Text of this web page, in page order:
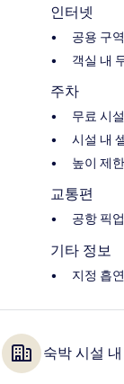
인터넷
공용 구
객실 내
주차
무료 시
시설 내
높이 제
교통편
공항 픽
기타 정보
지정 흡
숙박 시설